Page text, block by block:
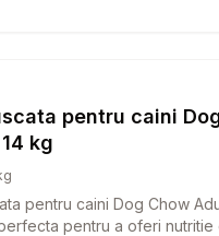
pentru caini
kg
pentru caini Dog Chow
pentru a oferi nutritie